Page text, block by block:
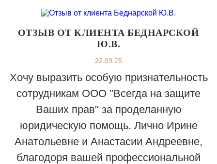
ОТЗЫВ ОТ КЛИЕНТА БЕДНАРСКОЙ
Ю.В.
22.09.25
Хочу выразить особую признательность
сотрудникам ООО "Всегда на защите
Ваших прав" за проделанную
юридическую помощь. Лично Ирине
Анатольевне и Анастасии Андреевне,
благодоря вашей профессиональной